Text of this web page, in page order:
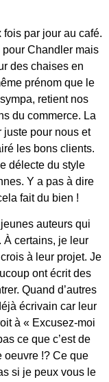
fois par jour au café.
Chandler mais
des chaises en
prénom que le
retient nos
du commerce. La
juste pour nous et
les bons clients.
délecte du style
Y a pas à dire
fait du bien !
auteurs qui
À certains, je leur
à leur projet. Je
ont écrit des
Quand d’autres
écrivain car leur
à « Excusez-moi
ce que c’est de
oeuvre !? Ce que
si je peux vous le